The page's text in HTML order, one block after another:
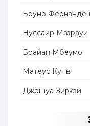
Бруно
Нуссаир Мазрауи
Брайан Мбеумо
Матеус Кунья
Джошуа Зиркзи